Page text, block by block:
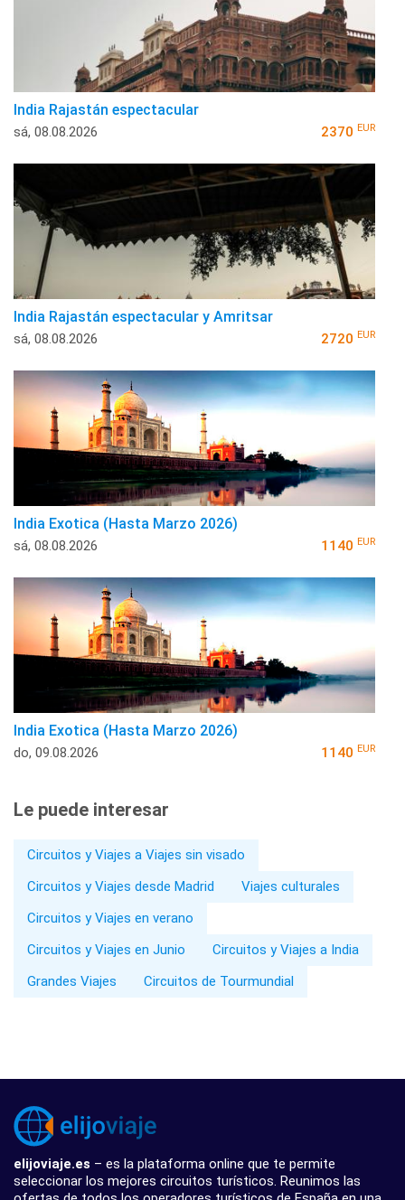
India Rajastán espectacular
sá, 08.08.2026 2370 EUR
India Rajastán espectacular y Amritsar
sá, 08.08.2026 2720 EUR
India Exotica (Hasta Marzo 2026)
sá, 08.08.2026 1140 EUR
India Exotica (Hasta Marzo 2026)
do, 09.08.2026 1140 EUR
Le puede interesar
Circuitos y Viajes a Viajes sin visado
Circuitos y Viajes desde Madrid
Viajes culturales
Circuitos y Viajes en verano
Circuitos y Viajes en Junio
Circuitos y Viajes a India
Grandes Viajes
Circuitos de Tourmundial
elijoviaje.es – es la plataforma online que te permite
seleccionar los mejores circuitos turísticos. Reunimos las